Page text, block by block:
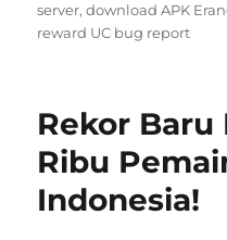
server,download APK
reward UC bug report
Rekor Baru
Ribu
Indonesia!